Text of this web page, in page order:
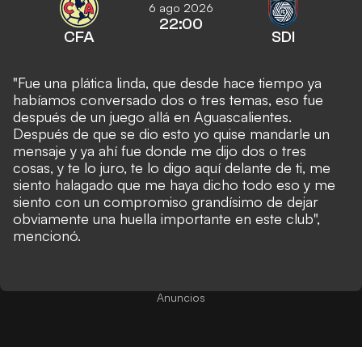
CFA
6 ago 2026
22:00
SDI
"Fue una plática linda, que desde hace tiempo ya
habíamos conversado dos o tres temas, eso fue
después de un juego allá en Aguascalientes.
Después de que se dio esto yo quise mandarle un
mensaje y ya ahí fue donde me dijo dos o tres
cosas, y te lo juro, te lo digo aquí delante de ti, me
siento halagado que me haya dicho todo eso y me
siento con un compromiso grandísimo de dejar
obviamente una huella importante en este club",
mencionó.
Anuncios